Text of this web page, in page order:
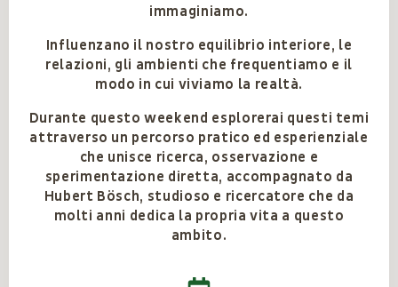
immaginiamo.
Influenzano il nostro equilibrio interiore, le
relazioni, gli ambienti che frequentiamo e il
modo in cui viviamo la realtà.
Durante questo weekend esplorerai questi temi
attraverso un percorso pratico ed esperienziale
che unisce ricerca, osservazione e
sperimentazione diretta, accompagnato da
Hubert Bösch, studioso e ricercatore che da
molti anni dedica la propria vita a questo
ambito.